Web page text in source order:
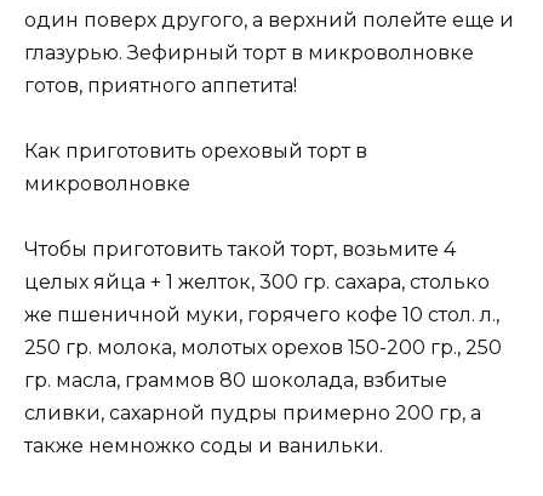
один поверх другого, а верхний полейте еще и
глазурью. Зефирный торт в микроволновке
готов, приятного аппетита!
Как приготовить ореховый торт в
микроволновке
Чтобы приготовить такой торт, возьмите 4
целых яйца + 1 желток, 300 гр. сахара, столько
же пшеничной муки, горячего кофе 10 стол. л.,
250 гр. молока, молотых орехов 150-200 гр., 250
гр. масла, граммов 80 шоколада, взбитые
сливки, сахарной пудры примерно 200 гр, а
также немножко соды и ванильки.